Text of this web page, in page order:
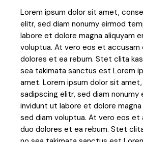
Lorem ipsum dolor sit amet,
elitr, sed diam nonumy eirmod
labore et dolore magna aliquyam
voluptua. At vero eos et
dolores et ea rebum. Stet clita
sea takimata sanctus est Lorem
amet. Lorem ipsum dolor sit
sadipscing elitr, sed diam
invidunt ut labore et dolore
sed diam voluptua. At vero eos
duo dolores et ea rebum. Stet